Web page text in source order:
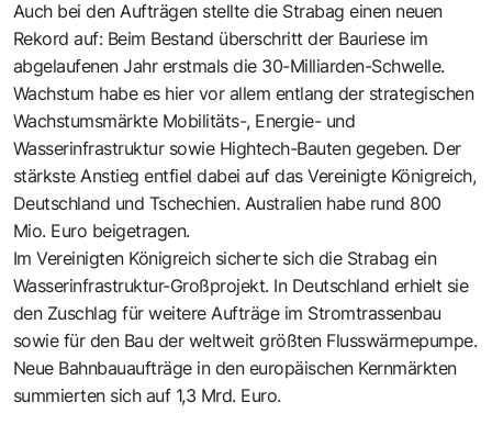
Auch bei den Aufträgen stellte die Strabag einen neuen
Rekord auf: Beim Bestand überschritt der Bauriese im
abgelaufenen Jahr erstmals die 30-Milliarden-Schwelle.
Wachstum habe es hier vor allem entlang der strategischen
Wachstumsmärkte Mobilitäts-, Energie- und
Wasserinfrastruktur sowie Hightech-Bauten gegeben. Der
stärkste Anstieg entfiel dabei auf das Vereinigte Königreich,
Deutschland und Tschechien. Australien habe rund 800
Mio. Euro beigetragen.
Im Vereinigten Königreich sicherte sich die Strabag ein
Wasserinfrastruktur-Großprojekt. In Deutschland erhielt sie
den Zuschlag für weitere Aufträge im Stromtrassenbau
sowie für den Bau der weltweit größten Flusswärmepumpe.
Neue Bahnbauaufträge in den europäischen Kernmärkten
summierten sich auf 1,3 Mrd. Euro.